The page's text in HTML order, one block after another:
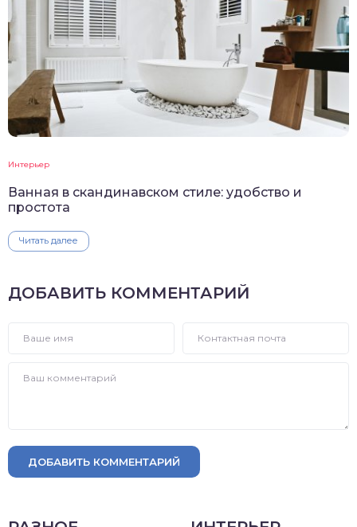
Интерьер
Ванная в скандинавском стиле: удобство и
простота
Читать далее
ДОБАВИТЬ КОММЕНТАРИЙ
ДОБАВИТЬ КОММЕНТАРИЙ